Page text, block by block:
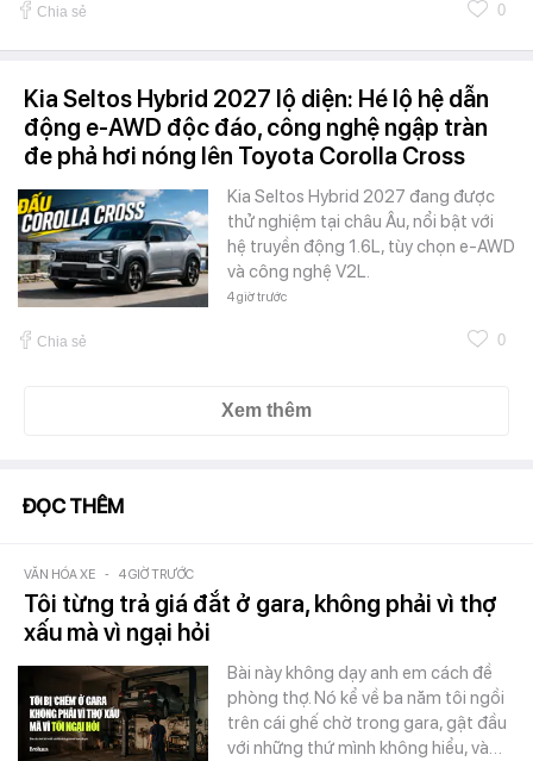
Chia sẻ 0
Kia Seltos Hybrid 2027 lộ diện: Hé lộ hệ dẫn
động e-AWD độc đáo, công nghệ ngập tràn
đe phả hơi nóng lên Toyota Corolla Cross
Kia Seltos Hybrid 2027 đang được
thử nghiệm tại châu Âu, nổi bật với
hệ truyền động 1.6L, tùy chọn e-AWD
và công nghệ V2L.
4 giờ trước
Chia sẻ 0
Xem thêm
ĐỌC THÊM
VĂN HÓA XE - 4 GIỜ TRƯỚC
Tôi từng trả giá đắt ở gara, không phải vì thợ
xấu mà vì ngại hỏi
Bài này không dạy anh em cách đề
phòng thợ. Nó kể về ba năm tôi ngồi
trên cái ghế chờ trong gara, gật đầu
với những thứ mình không hiểu, và…